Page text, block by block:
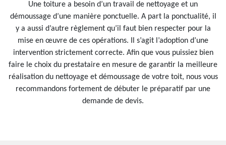
Une toiture a besoin d’un travail de nettoyage et un
démoussage d’une manière ponctuelle. A part la ponctualité, il
y a aussi d’autre règlement qu’il faut bien respecter pour la
mise en œuvre de ces opérations. Il s’agit l’adoption d’une
intervention strictement correcte. Afin que vous puissiez bien
faire le choix du prestataire en mesure de garantir la meilleure
réalisation du nettoyage et démoussage de votre toit, nous vous
recommandons fortement de débuter le préparatif par une
demande de devis.